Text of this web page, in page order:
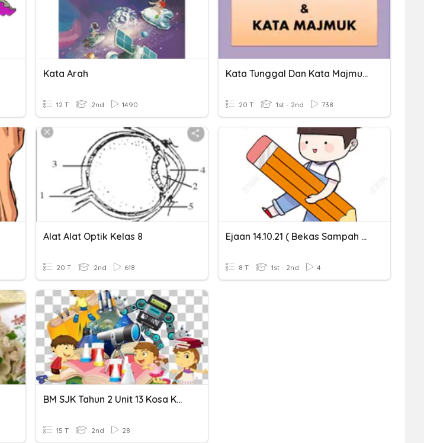
Kata Arah
12 T 2nd 1490
Kata Tunggal Dan Kata Majmuk Tingkatan 4
20 T 1st - 2nd 738
Alat Alat Optik Kelas 8
20 T 2nd 618
Ejaan 14.10.21 ( Bekas Sampah Sendiri)
8 T 1st - 2nd 4
BM SJK Tahun 2 Unit 13 Kosa Kata Ms 78-79
15 T 2nd 28